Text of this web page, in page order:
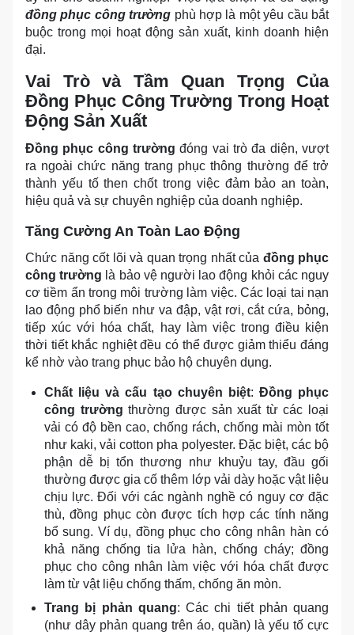
đồng phục công trường phù hợp là một yêu cầu bắt
buộc trong mọi hoạt động sản xuất, kinh doanh hiện
đại.
Vai Trò và Tầm Quan Trọng Của
Đồng Phục Công Trường Trong Hoạt
Động Sản Xuất
Đồng phục công trường đóng vai trò đa diện, vượt
ra ngoài chức năng trang phục thông thường để trở
thành yếu tố then chốt trong việc đảm bảo an toàn,
hiệu quả và sự chuyên nghiệp của doanh nghiệp.
Tăng Cường An Toàn Lao Động
Chức năng cốt lõi và quan trọng nhất của đồng phục
công trường là bảo vệ người lao động khỏi các nguy
cơ tiềm ẩn trong môi trường làm việc. Các loại tai nạn
lao động phổ biến như va đập, vật rơi, cắt cứa, bỏng,
tiếp xúc với hóa chất, hay làm việc trong điều kiện
thời tiết khắc nghiệt đều có thể được giảm thiểu đáng
kể nhờ vào trang phục bảo hộ chuyên dụng.
Chất liệu và cấu tạo chuyên biệt: Đồng phục
công trường thường được sản xuất từ các loại
vải có độ bền cao, chống rách, chống mài mòn tốt
như kaki, vải cotton pha polyester. Đặc biệt, các bộ
phận dễ bị tổn thương như khuỷu tay, đầu gối
thường được gia cố thêm lớp vải dày hoặc vật liệu
chịu lực. Đối với các ngành nghề có nguy cơ đặc
thù, đồng phục còn được tích hợp các tính năng
bổ sung. Ví dụ, đồng phục cho công nhân hàn có
khả năng chống tia lửa hàn, chống cháy; đồng
phục cho công nhân làm việc với hóa chất được
làm từ vật liệu chống thấm, chống ăn mòn.
Trang bị phản quang: Các chi tiết phản quang
(như dây phản quang trên áo, quần) là yếu tố cực